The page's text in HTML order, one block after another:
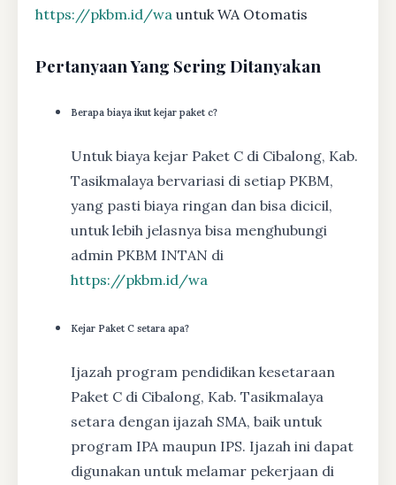
https://pkbm.id/wa untuk WA Otomatis
Pertanyaan Yang Sering Ditanyakan
Berapa biaya ikut kejar paket c?
Untuk biaya kejar Paket C di Cibalong, Kab.
Tasikmalaya bervariasi di setiap PKBM,
yang pasti biaya ringan dan bisa dicicil,
untuk lebih jelasnya bisa menghubungi
admin PKBM INTAN di
https://pkbm.id/wa
Kejar Paket C setara apa?
Ijazah program pendidikan kesetaraan
Paket C di Cibalong, Kab. Tasikmalaya
setara dengan ijazah SMA, baik untuk
program IPA maupun IPS. Ijazah ini dapat
digunakan untuk melamar pekerjaan di